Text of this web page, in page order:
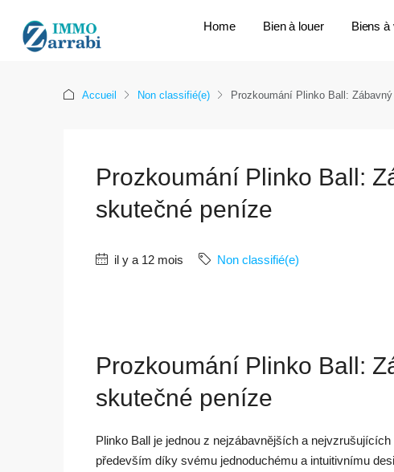
Home Bien à louer Biens à
Accueil Non classifié(e) Prozkoumání Plinko Ball:
Prozkoumání Plinko Ball:
skutečné peníze
il y a 12 mois Non classifié(e)
Prozkoumání Plinko Ball:
skutečné peníze
Plinko Ball je jednou z nejzábavnějších a
především díky svému jednoduchému a intuitivnímu